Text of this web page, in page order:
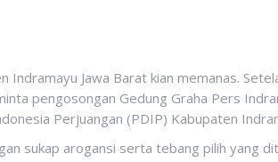
Indramayu Jawa Barat kian memanas.
pengosongan Gedung Graha Pers
Perjuangan (PDIP) Kabupaten
sukap arogansi serta tebang pilih yang